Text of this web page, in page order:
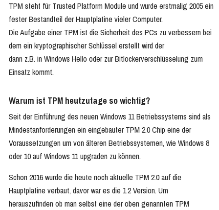
TPM steht für Trusted Platform Module und wurde erstmalig 2005 ein
fester Bestandteil der Hauptplatine vieler Computer.
Die Aufgabe einer TPM ist die Sicherheit des PCs zu verbessern bei
dem ein kryptographischer Schlüssel erstellt wird der
dann z.B. in Windows Hello oder zur Bitlockerverschlüsselung zum
Einsatz kommt.
Warum ist TPM heutzutage so wichtig?
Seit der Einführung des neuen Windows 11 Betriebssystems sind als
Mindestanforderungen ein eingebauter TPM 2.0 Chip eine der
Voraussetzungen um von älteren Betriebssystemen, wie Windows 8
oder 10 auf Windows 11 upgraden zu können.
Schon 2016 wurde die heute noch aktuelle TPM 2.0 auf die
Hauptplatine verbaut, davor war es die 1.2 Version. Um
herauszufinden ob man selbst eine der oben genannten TPM